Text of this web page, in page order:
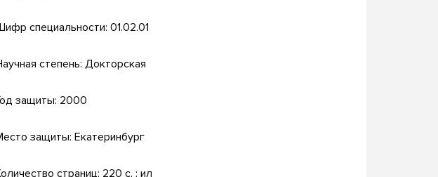
специальности: 01.02.01
степень: Докторская
защиты: 2000
защиты: Екатеринбург
страниц: 220 с. : ил